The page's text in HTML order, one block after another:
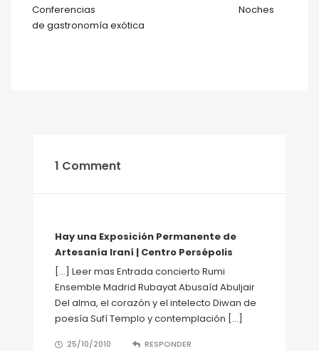
Conferencias
Noches
de gastronomía exótica
1 Comment
Hay una Exposición Permanente de
Artesanía Iraní | Centro Persépolis
[…] Leer mas Entrada concierto Rumi
Ensemble Madrid Rubayat Abusaíd Abuljair
Del alma, el corazón y el intelecto Diwan de
poesía Sufí Templo y contemplación […]
25/10/2010 RESPONDER